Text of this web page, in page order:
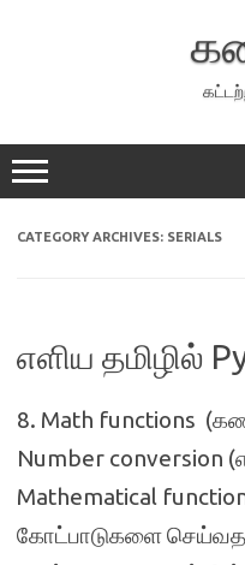
CATEGORY ARCHIVES: SERIALS
எளிய தமிழில்
8. Math functions
Number
Mathematical
கோட்பாடுகளை